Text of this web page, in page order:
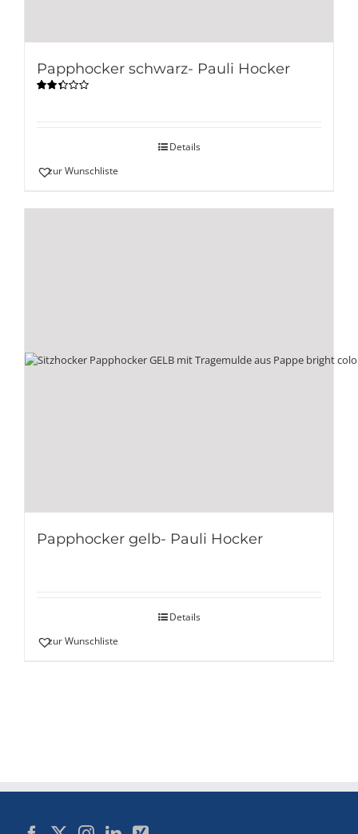
Papphocker schwarz- Pauli Hocker
Details
zur Wunschliste
Papphocker gelb- Pauli Hocker
Details
zur Wunschliste